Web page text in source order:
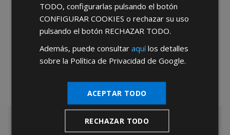
*Abstenerse particulares, sólo venta a tiendas y empresas minoristas y
TODO, configurarlas pulsando el botón
CONFIGURAR COOKIES o rechazar su uso
pulsando el botón RECHAZAR TODO.
Además, puede consultaraquílos detalles
sobre la Política de Privacidad de Google.
ACEPTAR TODO
RECHAZAR TODO